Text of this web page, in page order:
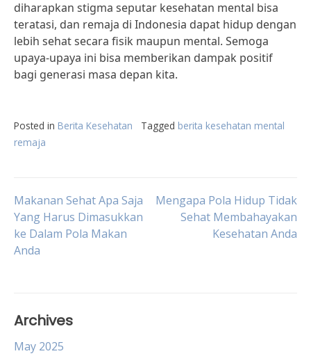
diharapkan stigma seputar kesehatan mental bisa
teratasi, dan remaja di Indonesia dapat hidup dengan
lebih sehat secara fisik maupun mental. Semoga
upaya-upaya ini bisa memberikan dampak positif
bagi generasi masa depan kita.
Posted in Berita Kesehatan Tagged berita kesehatan mental
remaja
Post
navigation
Makanan Sehat Apa Saja
Yang Harus Dimasukkan
ke Dalam Pola Makan
Anda
Mengapa Pola Hidup Tidak
Sehat Membahayakan
Kesehatan Anda
Archives
May 2025